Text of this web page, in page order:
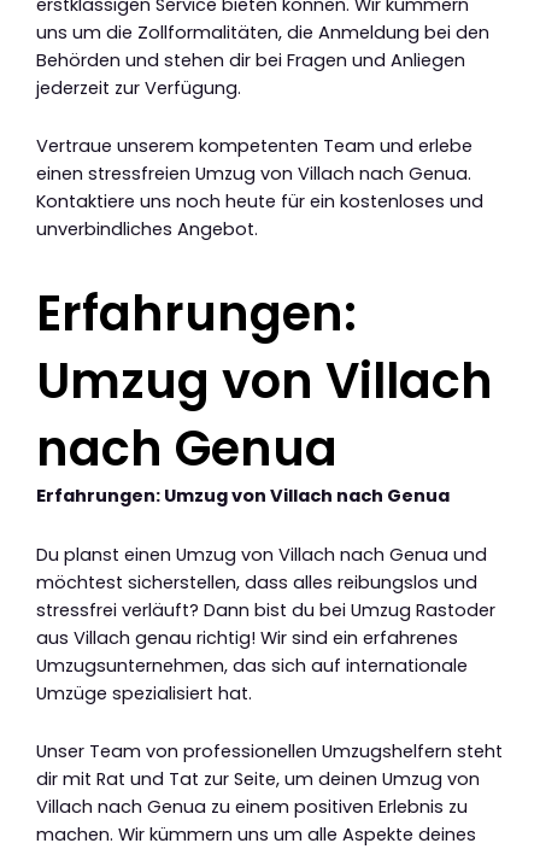
uns um die Zollformalitäten, die Anmeldung bei den
Behörden und stehen dir bei Fragen und Anliegen
jederzeit zur Verfügung.
Vertraue unserem kompetenten Team und erlebe
einen stressfreien Umzug von Villach nach Genua.
Kontaktiere uns noch heute für ein kostenloses und
unverbindliches Angebot.
Erfahrungen:
Umzug von Villach
nach Genua
Erfahrungen: Umzug von Villach nach Genua
Du planst einen Umzug von Villach nach Genua und
möchtest sicherstellen, dass alles reibungslos und
stressfrei verläuft? Dann bist du bei Umzug Rastoder
aus Villach genau richtig! Wir sind ein erfahrenes
Umzugsunternehmen, das sich auf internationale
Umzüge spezialisiert hat.
Unser Team von professionellen Umzugshelfern steht
dir mit Rat und Tat zur Seite, um deinen Umzug von
Villach nach Genua zu einem positiven Erlebnis zu
machen. Wir kümmern uns um alle Aspekte deines